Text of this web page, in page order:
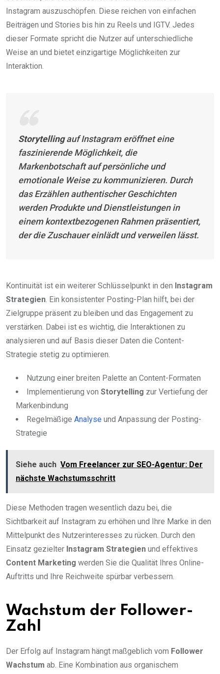
Instagram auszuschöpfen. Diese reichen von einfachen
Beiträgen und Stories bis hin zu Reels und IGTV. Jedes
dieser Formate spricht die Nutzer auf unterschiedliche
Weise an und bietet einzigartige Möglichkeiten zur
Interaktion.
Storytellingauf Instagram eröffnet eine
faszinierende Möglichkeit, die
Markenbotschaft auf persönliche und
emotionale Weise zu kommunizieren. Durch
das Erzählen authentischer Geschichten
werden Produkte und Dienstleistungen in
einem kontextbezogenen Rahmen präsentiert,
der die Zuschauer einlädt und verweilen lässt.
Kontinuität ist ein weiterer Schlüsselpunkt in den Instagram
Strategien. Ein konsistenter Posting-Plan hilft, bei der
Zielgruppe präsent zu bleiben und das Engagement zu
verstärken. Dabei ist es wichtig, die Interaktionen zu
analysieren und auf Basis dieser Daten die Content-
Strategie stetig zu optimieren.
Nutzung einer breiten Palette an Content-Formaten
Implementierung von Storytelling zur Vertiefung der
Markenbindung
Regelmäßige Analyse und Anpassung der Posting-
Strategie
Siehe auch Vom Freelancer zur SEO-Agentur: Der
nächste Wachstumsschritt
Diese Methoden tragen wesentlich dazu bei, die
Sichtbarkeit auf Instagram zu erhöhen und Ihre Marke in den
Mittelpunkt des Nutzerinteresses zu rücken. Durch den
Einsatz gezielter Instagram Strategien und effektives
Content Marketing werden Sie die Qualität Ihres Online-
Auftritts und Ihre Reichweite spürbar verbessern.
Wachstum der Follower-
Zahl
Der Erfolg auf Instagram hängt maßgeblich vom Follower
Wachstum ab. Eine Kombination aus organischem